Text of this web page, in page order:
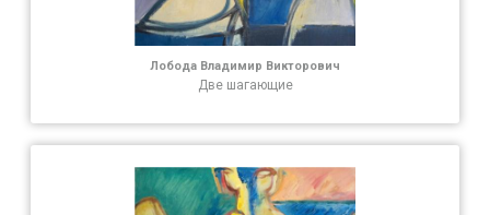
Лобода Владимир Викторович
Две шагающие